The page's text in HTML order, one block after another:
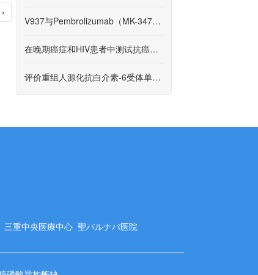
›
V937与Pembrolizumab（MK-3475）联合使用的V937研究（V937-013）的参与者（MK-3475）
在晚期癌症和HIV患者中测试抗癌药物XL184（Cabozantinib）和Nivolumab的组合
评价重组人源化抗白介素-6受体单克隆抗体注射液用于治疗特发性多中心型Castleman病（iMCD）患者中有效性和安全性的单臂、开放性、多中心IIa期临床研究
三重中央医療中心 聖バルナバ医院